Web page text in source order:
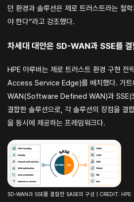
던 환경과 솔루션은 제로 트러스트라는 철
야 한다”라고 강조했다.
차세대 대안은 SD-WAN과 SSE를
HPE 아루바는 제로 트러스트 환경 구현
Access Service Edge)를 배치했다. 가트
WAN(Software Defined WAN)과
결합한 솔루션으로, 각 솔루션의 장점을 결
을 동시에 제공하는 프레임워크다.
SD-WAN과 SSE를 결합한 SASE의 구성 | CREDIT: HPE